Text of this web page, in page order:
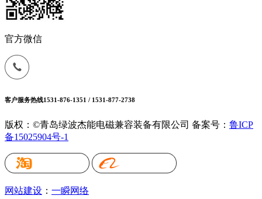
官方微信
客户服务热线1531-876-1351 / 1531-877-2738
版权：©青岛绿波杰能电磁兼容装备有限公司 备案号： 鲁ICP
备15025904号-1
网站建设 ： 一瞬网络